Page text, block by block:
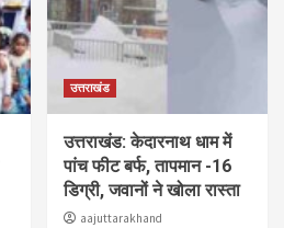
उत्तराखंड
उत्तराखंड: केदारनाथ धाम में
पांच फीट बर्फ, तापमान -16
डिग्री, जवानों ने खोला रास्ता
aajuttarakhand